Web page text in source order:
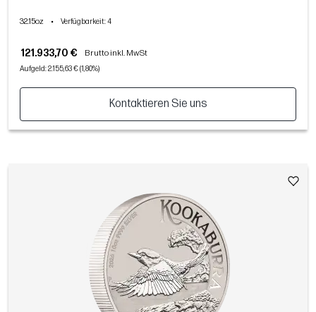
32.15oz • Verfügbarkeit: 4
121.933,70 € Brutto inkl. MwSt
Aufgeld: 2.155,63 € (1,80%)
Kontaktieren Sie uns